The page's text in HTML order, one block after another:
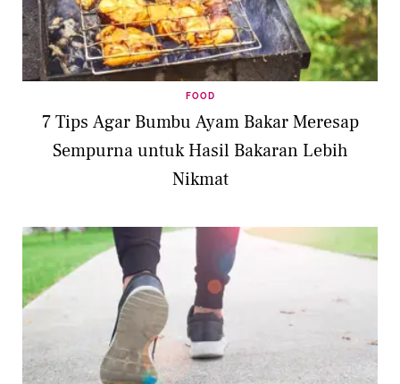
FOOD
7 Tips Agar Bumbu Ayam Bakar Meresap
Sempurna untuk Hasil Bakaran Lebih
Nikmat